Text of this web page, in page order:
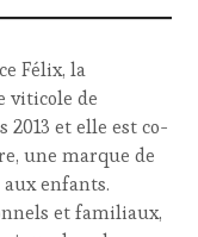
Félix, la
viticole de
2013 et elle est co-
une marque de
enfants.
et familiaux,